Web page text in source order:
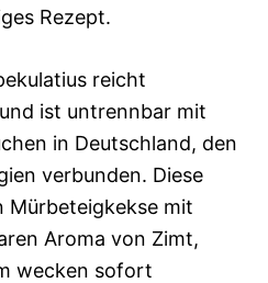
Rezept.
reicht
ist untrennbar mit
in Deutschland, den
verbunden. Diese
mit
Aroma von Zimt,
wecken sofort